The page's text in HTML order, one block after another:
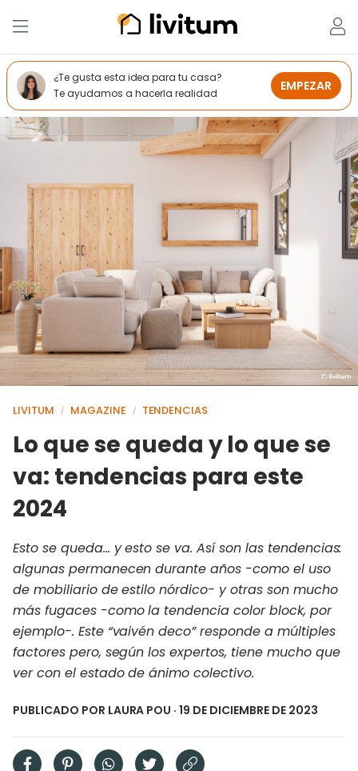
LIVITUM / MAGAZINE / TENDENCIAS
Lo que se queda y lo que se
va: tendencias para este
2024
Esto se queda… y esto se va. Así son las tendencias:
algunas permanecen durante años -como el uso
de mobiliario de estilo nórdico- y otras son mucho
más fugaces -como la tendencia color block, por
ejemplo-. Este “vaivén deco” responde a múltiples
factores pero, según los expertos, tiene mucho que
ver con el estado de ánimo colectivo.
PUBLICADO POR LAURA POU · 19 DE DICIEMBRE DE 2023
¿Te gusta esta idea para tu casa?
Te ayudamos a hacerla realidad
EMPEZAR